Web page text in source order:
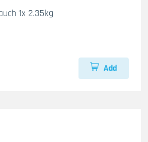
1x 2.35kg
Add